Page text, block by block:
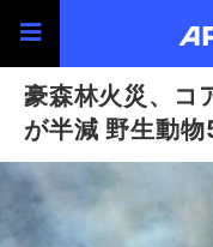
豪森林火災、コ
が半減 野生動